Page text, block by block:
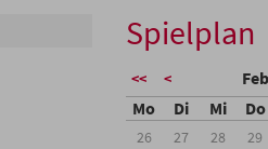
Spielplan
<< <
Mo Di Mi Do
26 27 28 29